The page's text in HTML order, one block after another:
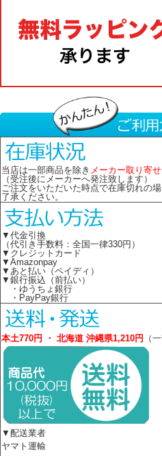
当店は一部商品を除き メーカー取り寄
（受注後にメーカーへ発注致します）
ご注文をいただいた時点で在庫切れの
了承ください。
▼代金引換
（代引き手数料：全国一律330円）
▼クレジットカード
▼Amazonpay
▼あと払い（ペイディ）
▼銀行振込（前払い）
・ゆうちょ銀行
・PayPay銀行
本土770円 ・ 北海道 沖縄県1,210円 （
▼配送業者
ヤマト運輸